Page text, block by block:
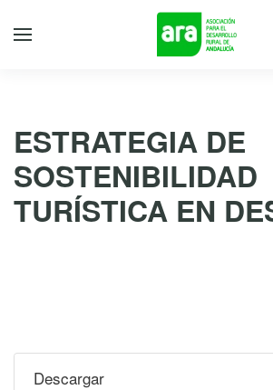
ESTRATEGIA DE
SOSTENIBILIDAD
TURÍSTICA EN
Descargar